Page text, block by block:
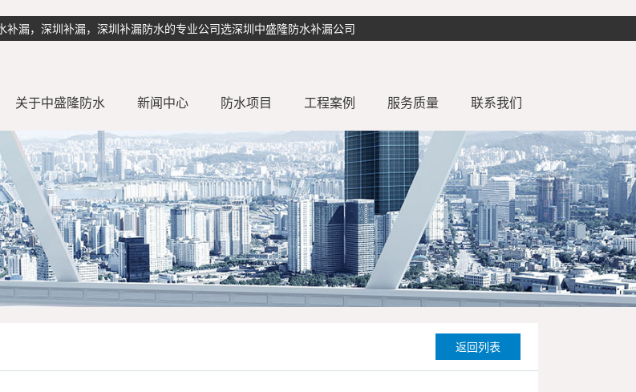
，深圳补漏，深圳补漏防水的专业公司选深圳中盛隆防水补漏公司
关于中盛隆防水
公司简介
新闻中心
行业动态 公司新闻 常见问题
防水项目
卫生间防水补漏 厨房防水补漏 楼面防水补漏 阳台防水补漏
外墙防水补漏 窗台防水补漏 水池防水补漏 彩钢瓦防水翻新
地下室防水补漏 厂房防水补漏
工程案例
防水补漏案例
服务质量
防水知识 防水解决方案
联系我们
返回列表